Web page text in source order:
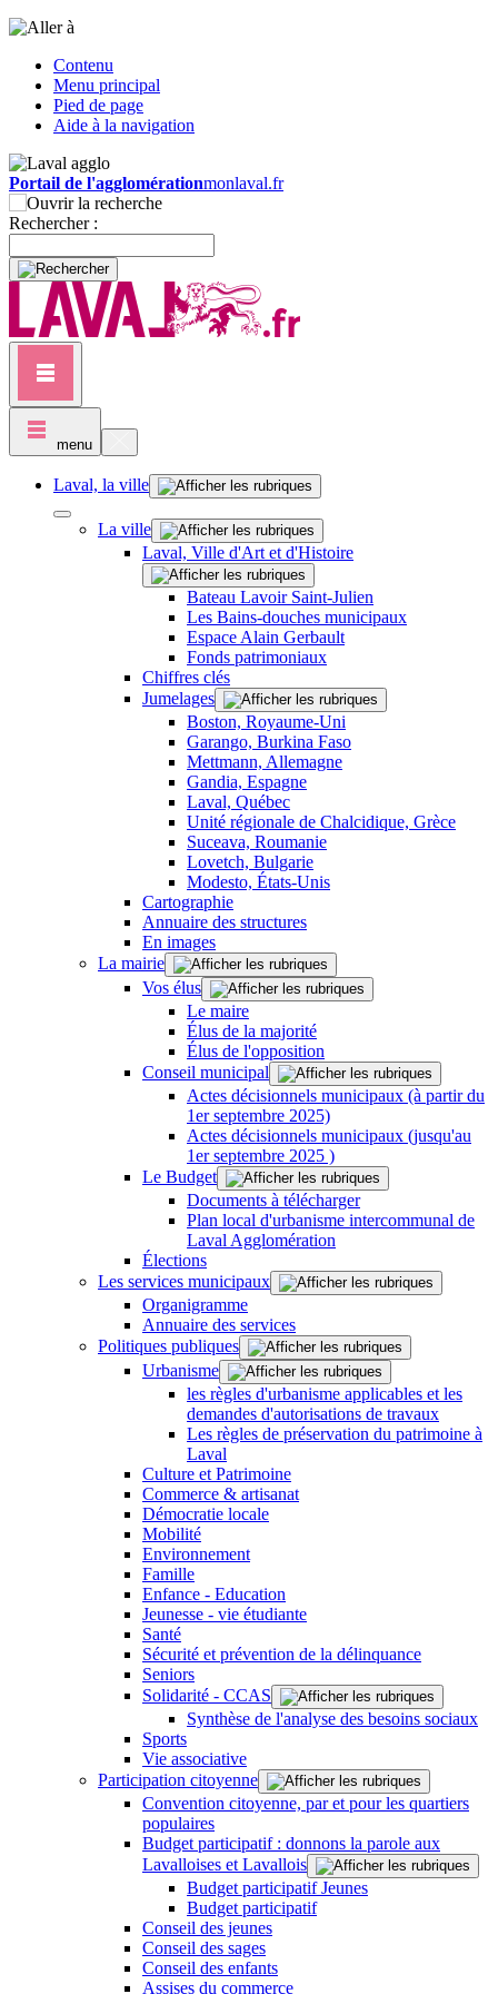
Contenu
Menu principal
Pied de page
Aide à la navigation
Portail de l'agglomérationmonlaval.fr
Rechercher :
menu
Laval, la ville
La ville
Laval, Ville d'Art et d'Histoire
Bateau Lavoir Saint-Julien
Les Bains-douches municipaux
Espace Alain Gerbault
Fonds patrimoniaux
Chiffres clés
Jumelages
Boston, Royaume-Uni
Garango, Burkina Faso
Mettmann, Allemagne
Gandia, Espagne
Laval, Québec
Unité régionale de Chalcidique, Grèce
Suceava, Roumanie
Lovetch, Bulgarie
Modesto, États-Unis
Cartographie
Annuaire des structures
En images
La mairie
Vos élus
Le maire
Élus de la majorité
Élus de l'opposition
Conseil municipal
Actes décisionnels municipaux (à partir du
1er septembre 2025)
Actes décisionnels municipaux (jusqu'au
1er septembre 2025 )
Le Budget
Documents à télécharger
Plan local d'urbanisme intercommunal de
Laval Agglomération
Élections
Les services municipaux
Organigramme
Annuaire des services
Politiques publiques
Urbanisme
les règles d'urbanisme applicables et les
demandes d'autorisations de travaux
Les règles de préservation du patrimoine à
Laval
Culture et Patrimoine
Commerce & artisanat
Démocratie locale
Mobilité
Environnement
Famille
Enfance - Education
Jeunesse - vie étudiante
Santé
Sécurité et prévention de la délinquance
Seniors
Solidarité - CCAS
Synthèse de l'analyse des besoins sociaux
Sports
Vie associative
Participation citoyenne
Convention citoyenne, par et pour les quartiers
populaires
Budget participatif : donnons la parole aux
Lavalloises et Lavallois
Budget participatif Jeunes
Budget participatif
Conseil des jeunes
Conseil des sages
Conseil des enfants
Assises du commerce